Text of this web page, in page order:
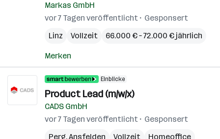
Markas GmbH
vor 7 Tagen veröffentlicht
Gesponsert
Linz
Vollzeit 66.000 € – 72.000 € jährlich
Merken
Einblicke
Product Lead (m/w/x)
CADS GmbH
vor 7 Tagen veröffentlicht
Gesponsert
Perg,Ansfelden Vollzeit
Homeoffice